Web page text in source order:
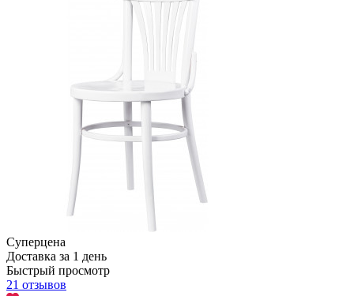
Суперцена
Доставка за 1 день
Быстрый просмотр
21 отзывов